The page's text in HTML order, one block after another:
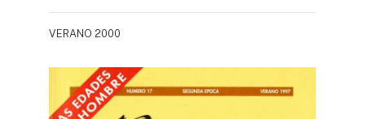
VERANO 2000